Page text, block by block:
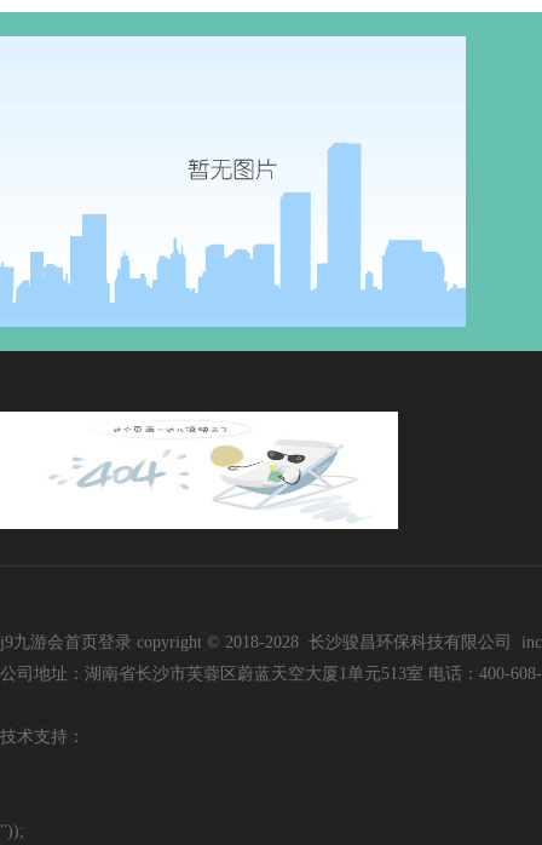
j9九游会首页登录 copyright © 2018-2028 长沙骏昌环保科技有限公司
公司地址：湖南省长沙市芙蓉区蔚蓝天空大厦1单元513室 电话：400-
技术支持：
"));